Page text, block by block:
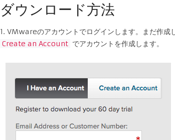
ダウンロード方法
1. VMwareのアカウントでログインします。まだ作成
Create an Account でアカウントを作成します。